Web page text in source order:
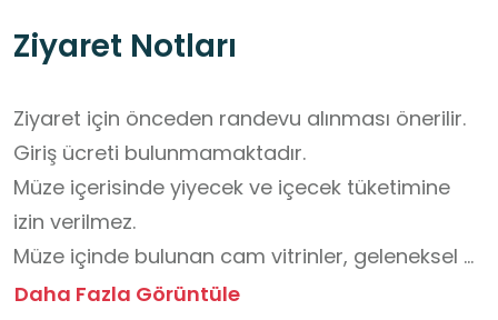
Ziyaret Notları
Ziyaret için önceden randevu alınması önerilir.
Giriş ücreti bulunmamaktadır.
Müze içerisinde yiyecek ve içecek tüketimine
izin verilmez.
Müze içinde bulunan cam vitrinler, geleneksel el
sanatları örnekleri ve uygulama alanları
Daha Fazla Görüntüle